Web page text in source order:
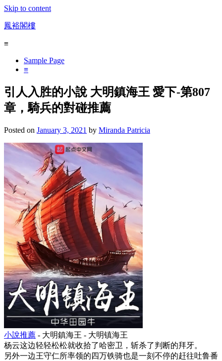
Skip to content
鳳裕閣樓
≡
Sample Page
≡
引人入胜的小說 大明鎮海王 愛下-第807
章，騎兵的對碰推薦
Posted on January 3, 2021 by Miranda Patricia
小說推薦 - 大明鎮海王 - 大明镇海王
杨云这边轻轻松松就收拾了哈密卫，斩杀了判断的拜牙。
另外一边王守仁所率领的四万铁骑也是一刻不停的赶往吐鲁番